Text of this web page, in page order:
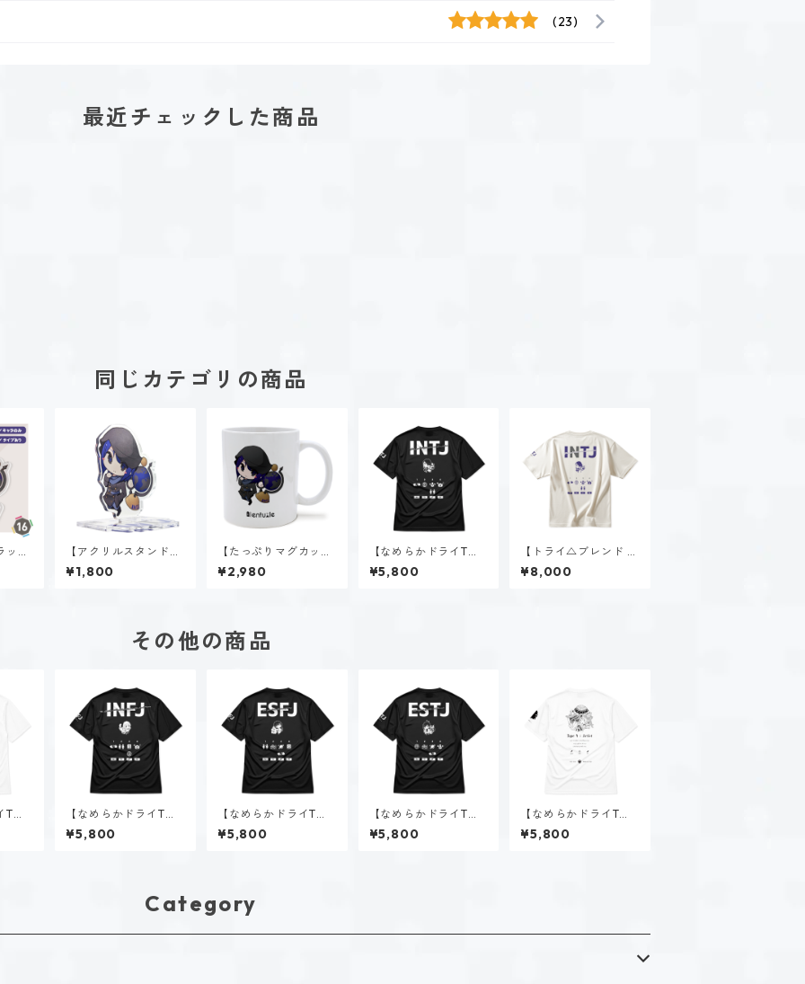
(23)
最近チェックした商品
同じカテゴリの商品
ッ
【アクリルスタンド】
星空 ノゾミ（INTJ）
¥1,800
【たっぷりマグカッ
プ】星空 ノゾミ（INT
J）
¥2,980
【なめらかドライTシ
ャツ】星空 ノゾミ（IN
TJ）｜ブラック
¥5,800
【トライ△ブレンド ビ
ッグTシャツ】星空 ノ
ゾミ（INTJ）｜ヴィン
¥8,000
その他の商品
シ
【なめらかドライTシ
ャツ】神道 いのり（IN
FJ）｜ブラック
¥5,800
【なめらかドライTシ
ャツ】赤羽 優衣（ESF
J）｜ブラック
¥5,800
【なめらかドライTシ
ャツ】大神 楓（EST
J）｜ブラック
¥5,800
【なめらかドライTシ
ャツ】タイプ４-感じ
る人（ホーリー）｜ホ
¥5,800
Category